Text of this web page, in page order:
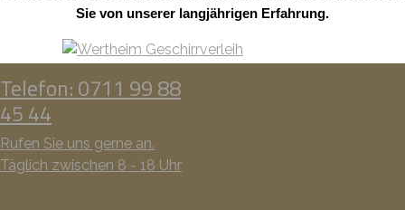
Sie von unserer langjährigen Erfahrung.
Telefon: 0711 99 88
45 44
Rufen Sie uns gerne an.
Täglich zwischen 8 - 18 Uhr